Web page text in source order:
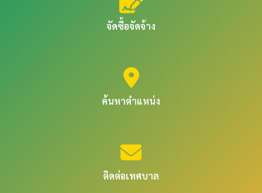
จัดซื้อจัดจ้าง
ค้นหาตำแหน่ง
ติดต่อเทศบาล